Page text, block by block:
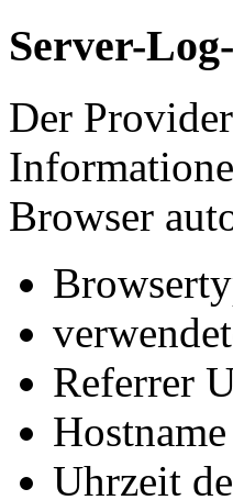
Server-
Der
Browser
Referrer
Uhrzeit